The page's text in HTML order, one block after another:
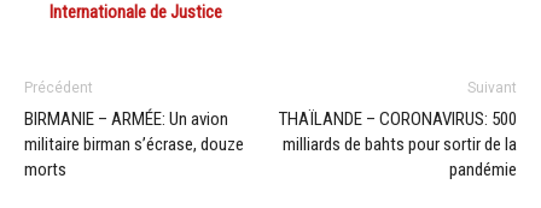
Internationale de Justice
Précédent
BIRMANIE – ARMÉE: Un avion
militaire birman s’écrase, douze
morts
Suivant
THAÏLANDE – CORONAVIRUS: 500
milliards de bahts pour sortir de la
pandémie